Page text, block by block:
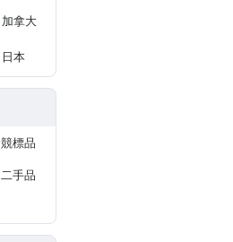
加拿大
日本
競標品
二手品